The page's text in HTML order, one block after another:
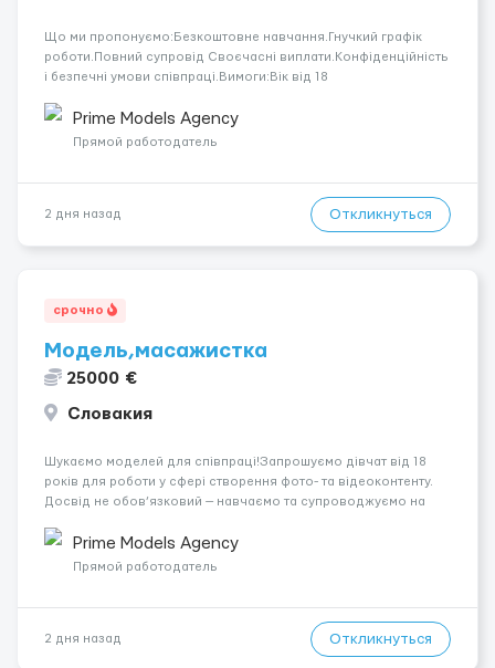
Що ми пропонуємо:Безкоштовне навчання.Гнучкий графік
роботи.Повний супровід Своєчасні виплати.Конфіденційність
і безпечні умови співпраці.Вимоги:Вік від 18
розвиватися.Досвід не обов’язковий.Якщо вас зацікавила
вакансія — залишайте відгук, і ми зв’яжемося ...
Prime Models Agency
Прямой работодатель
2 дня назад Откликнуться
срочно
Модель,масажистка
25000 €
Словакия
Шукаємо моделей для співпраці!Запрошуємо дівчат від 18
років для роботи у сфері створення фото- та відеоконтенту.
Досвід не обов’язковий — навчаємо та супроводжуємо на
конфіденційність і професійну підтримку. Працюємо офіційно,
поважаємо особ...
Prime Models Agency
Прямой работодатель
2 дня назад Откликнуться